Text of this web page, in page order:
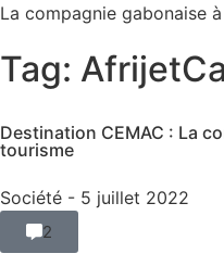
La compagnie gabonaise
Tag:
Destination CEMAC : La
tourisme
Société - 5 juillet 2022
2